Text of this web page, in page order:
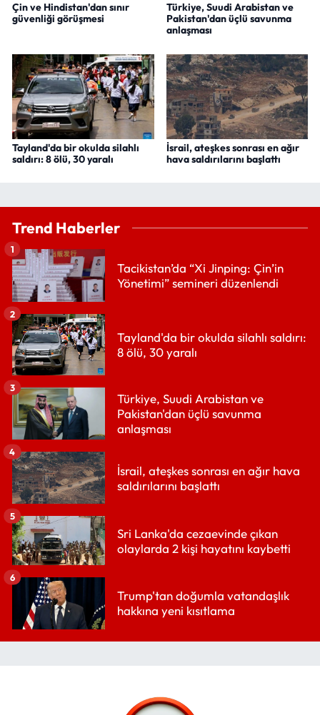
Çin ve Hindistan'dan sınır
güvenliği görüşmesi
Türkiye, Suudi Arabistan ve
Pakistan'dan üçlü savunma
anlaşması
Tayland'da bir okulda silahlı
saldırı: 8 ölü, 30 yaralı
İsrail, ateşkes sonrası en ağır
hava saldırılarını başlattı
Trend Haberler
Tacikistan’da “Xi Jinping: Çin’in
Yönetimi” semineri düzenlendi
1
Tayland'da bir okulda silahlı saldırı:
8 ölü, 30 yaralı
2
Türkiye, Suudi Arabistan ve
Pakistan'dan üçlü savunma
anlaşması
3
İsrail, ateşkes sonrası en ağır hava
saldırılarını başlattı
4
Sri Lanka'da cezaevinde çıkan
olaylarda 2 kişi hayatını kaybetti
5
Trump'tan doğumla vatandaşlık
hakkına yeni kısıtlama
6